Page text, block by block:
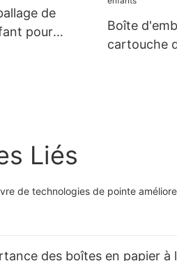
de
pour
Boîte
cartouche
Liés
de technologies de pointe
des boîtes en papier